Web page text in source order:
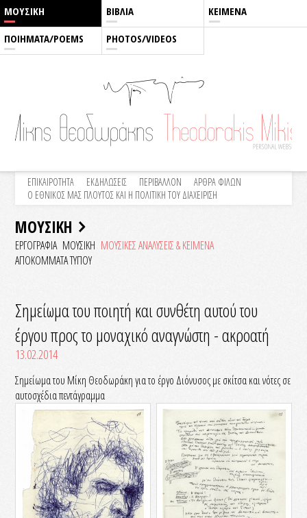
ΜΟΥΣΙΚΗ ΒΙΒΛΙΑ ΚΕΙΜΕΝΑ
ΠΟΙΗΜΑΤΑ/POEMS PHOTOS/VIDEOS
ΕΠΙΚΑΙΡΟΤΗΤΑ ΕΚΔΗΛΩΣΕΙΣ ΠΕΡΙΒΑΛΛΟΝ
ΑΡΘΡΑ ΦΙΛΩΝ
Ο ΕΘΝΙΚΟΣ ΜΑΣ ΠΛΟΥΤΟΣ ΚΑΙ Η ΠΟΛΙΤΙΚΗ ΤΟΥ ΔΙΑΧΕΙΡΙΣΗ
ΜΟΥΣΙΚΗ
ΕΡΓΟΓΡΑΦΙΑ ΜΟΥΣΙΚΗ ΜΟΥΣΙΚΕΣ ΑΝΑΛΥΣΕΙΣ & KEIMENA
ΑΠΟΚΟΜΜΑΤΑ ΤΥΠΟΥ
Σημείωμα του ποιητή και συνθέτη αυτού του
έργου προς το μοναχικό αναγνώστη - ακροατή
13.02.2014
Σημείωμα του Μίκη Θεοδωράκη για το έργο Διόνυσος με σκίτσα και νότες σε
αυτοσχέδια πεντάγραμμα